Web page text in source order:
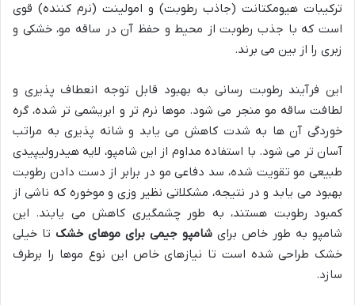
ترکیبات هیومکتانت (جاذب رطوبت) و امولینت (نرم کننده) قوی
است که با جذب رطوبت از محیط و حفظ آن در ساقه مو، خشکی و
زبری را از بین می برند.
این فرآیند رطوبت رسانی به بهبود قابل توجه انعطاف پذیری و
لطافت ساقه مو منجر می شود. موها نرم تر و ابریشمی تر شده، گره
خوردگی آن ها به شدت کاهش می یابد و شانه پذیری به مراتب
آسان تر می شود. با استفاده مداوم از این شامپو، لایه هیدرولیپیدی
طبیعی مو تقویت شده، سد دفاعی مو در برابر از دست دادن رطوبت
بهبود می یابد و در نتیجه، مشکلاتی نظیر وزی و موخوره که ناشی از
کمبود رطوبت هستند، به طور چشمگیری کاهش می یابند. این
شامپو به طور خاص برای شامپو جیمی برای موهای خشک تا خیلی
خشک طراحی شده است تا نیازهای خاص این نوع موها را برطرف
سازد.